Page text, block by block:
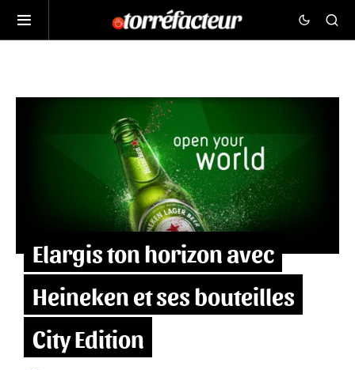
Elargis ton horizon avec
Heineken et ses bouteilles
City Edition